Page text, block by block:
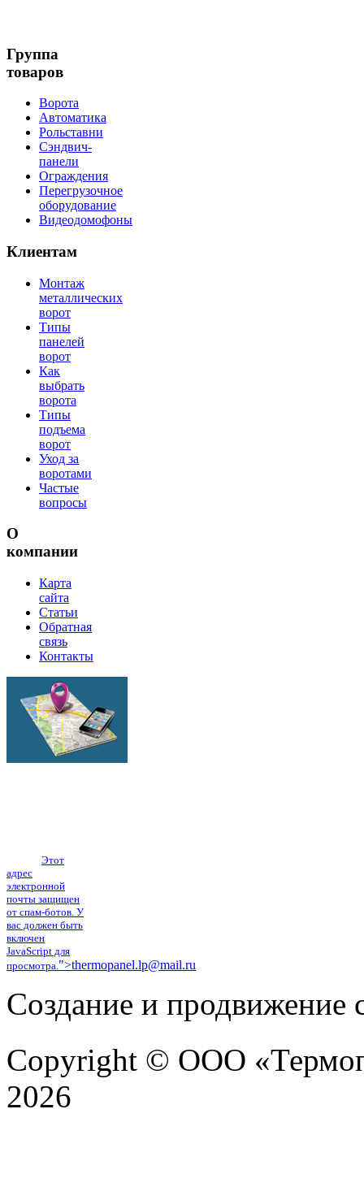
Группа
товаров
Ворота
Автоматика
Рольставни
Сэндвич-
панели
Ограждения
Перегрузочное
оборудование
Видеодомофоны
Клиентам
Монтаж
металлических
ворот
Типы
панелей
ворот
Как
выбрать
ворота
Типы
подъема
ворот
Уход за
воротами
Частые
вопросы
О
компании
Карта
сайта
Статьи
Обратная
связь
Контакты
Этот
адрес
электронной
почты защищен
от спам-ботов. У
вас должен быть
включен
JavaScript для
просмотра.">thermopanel.lp@mail.ru
Создание и продвижение
Copyright © ООО
2026